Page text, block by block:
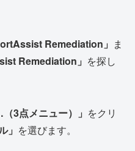
Remediation」 ま
Remediation」 を探し
（3点メニュー）」 をクリ
」 を選びます。